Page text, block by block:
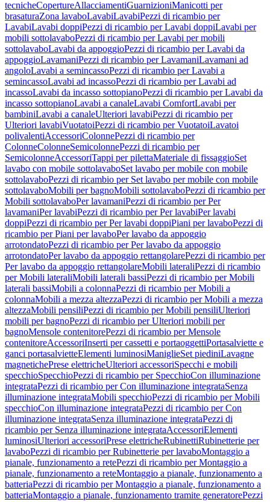
tecnicheCopertureAllacciamentiGuarnizioniManicotti per
brasaturaZona lavaboLavabiLavabiPezzi di ricambio per
LavabiLavabi doppiPezzi di ricambio per Lavabi doppiLavabi per
mobili sottolavaboPezzi di ricambio per Lavabi per mobili
sottolavaboLavabi da appoggioPezzi di ricambio per Lavabi da
appoggioLavamaniPezzi di ricambio per LavamaniLavamani ad
angoloLavabi a semincassoPezzi di ricambio per Lavabi a
semincassoLavabi ad incassoPezzi di ricambio per Lavabi ad
incassoLavabi da incasso sottopianoPezzi di ricambio per Lavabi da
incasso sottopianoLavabi a canaleLavabi ComfortLavabi per
bambiniLavabi a canaleUlteriori lavabiPezzi di ricambio per
Ulteriori lavabiVuotatoiPezzi di ricambio per VuotatoiLavatoi
polivalentiAccessoriColonnePezzi di ricambio per
ColonneColonneSemicolonnePezzi di ricambio per
SemicolonneAccessoriTappi per pilettaMateriale di fissaggioSet
lavabo con mobile sottolavaboSet lavabo per mobile con mobile
sottolavaboPezzi di ricambio per Set lavabo per mobile con mobile
sottolavaboMobili per bagnoMobili sottolavaboPezzi di ricambio per
Mobili sottolavaboPer lavamaniPezzi di ricambio per Per
lavamaniPer lavabiPezzi di ricambio per Per lavabiPer lavabi
doppiPezzi di ricambio per Per lavabi doppiPiani per lavaboPezzi di
ricambio per Piani per lavaboPer lavabo da appoggio
arrotondatoPezzi di ricambio per Per lavabo da appoggio
arrotondatoPer lavabo da appoggio rettangolarePezzi di ricambio per
Per lavabo da appoggio rettangolareMobili lateraliPezzi di ricambio
per Mobili lateraliMobili laterali bassiPezzi di ricambio per Mobili
laterali bassiMobili a colonnaPezzi di ricambio per Mobili a
colonnaMobili a mezza altezzaPezzi di ricambio per Mobili a mezza
altezzaMobili pensiliPezzi di ricambio per Mobili pensiliUlteriori
mobili per bagnoPezzi di ricambio per Ulteriori mobili per
bagnoMensole contenitorePezzi di ricambio per Mensole
contenitoreAccessoriInserti per cassetti e portaoggettiPortasalviette e
ganci portasalvietteElementi luminosiManiglieSet piediniLavagne
magnetichePrese elettricheUlteriori accessoriSpecchi e mobili
specchioSpecchioPezzi di ricambio per SpecchioCon illuminazione
integrataPezzi di ricambio per Con illuminazione integrataSenza
illuminazione integrataMobili specchioPezzi di ricambio per Mobili
specchioCon illuminazione integrataPezzi di ricambio per Con
illuminazione integrataSenza illuminazione integrataPezzi di
ricambio per Senza illuminazione integrataAccessoriElementi
luminosiUlteriori accessoriPrese elettricheRubinettiRubinetterie per
lavaboPezzi di ricambio per Rubinetterie per lavaboMontaggio a
pianale, funzionamento a retePezzi di ricambio per Montaggio a
pianale, funzionamento a reteMontaggio a pianale, funzionamento a
batteriaPezzi di ricambio per Montaggio a pianale, funzionamento a
batteriaMontaggio a pianale, funzionamento tramite generatorePezzi